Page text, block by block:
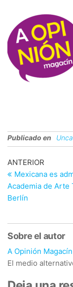
Publicado en
de
entradas
Entrada
anterior
ANTERIOR
Mexicana es
Academia de Arte
Berlín
Sobre el autor
A Opinión Magacín
El medio